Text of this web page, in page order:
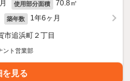
使用部分面積 70.8㎡
築年数 1年6ヶ月
市追浜町２丁目
ント営業部
を見る